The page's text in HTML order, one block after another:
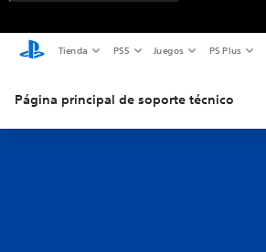
Tienda PS5 Juegos PS Plus
Página principal de soporte técnico